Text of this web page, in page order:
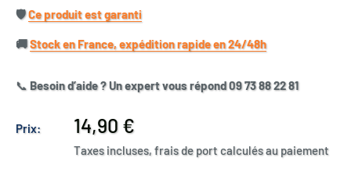
🛡️​Ce produit est garanti
🚚​Stock en France, expédition rapide en 24/48h
📞 Besoin d’aide ? Un expert vous répond 09 73 88 22 81
Prix:
Prix
réduit
14,90 €
Taxes incluses, frais de port calculés au paiement